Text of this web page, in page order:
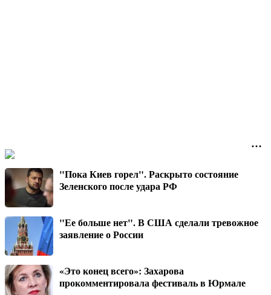
"Пока Киев горел". Раскрыто состояние
Зеленского после удара РФ
"Ее больше нет". В США сделали тревожное
заявление о России
«Это конец всего»: Захарова
прокомментировала фестиваль в Юрмале